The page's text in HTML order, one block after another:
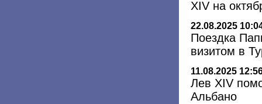
XIV на
22.08.2025
Поездка
визитом в
11.08.2025
Лев XIV
Альбано